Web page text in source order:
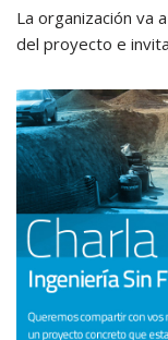
La organización va
del proyecto e